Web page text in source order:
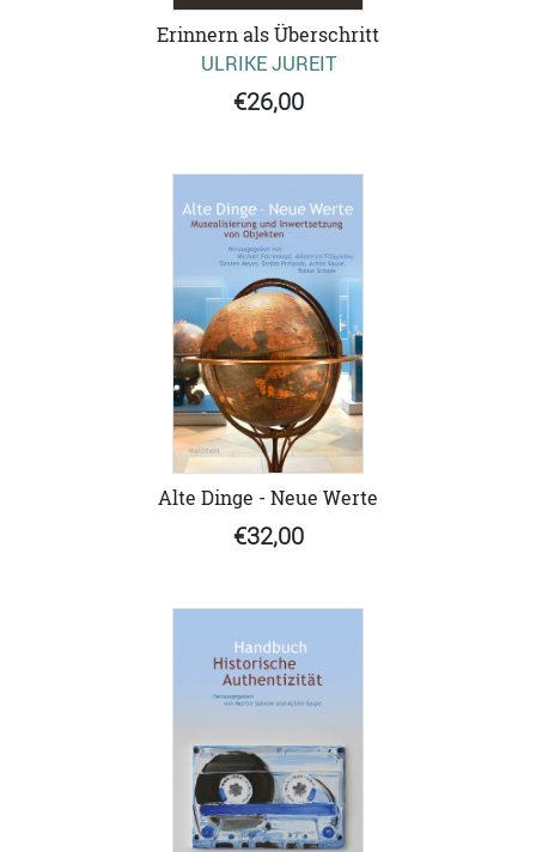
Erinnern als Überschritt
ULRIKE JUREIT
€26,00
Alte Dinge - Neue Werte
€32,00